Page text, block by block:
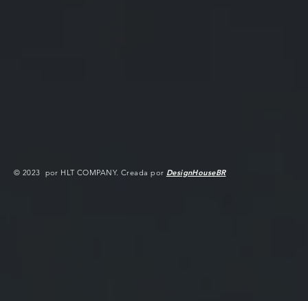
© 2023 por HLT COMPANY. Creada por DesignHouseBR